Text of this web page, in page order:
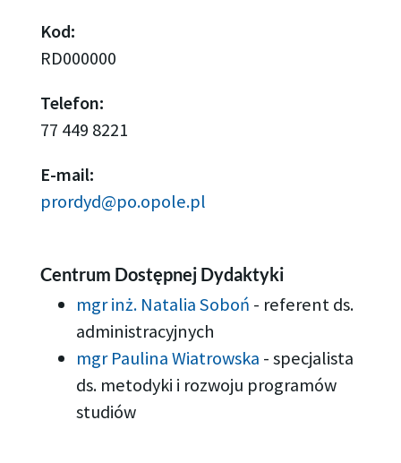
Kod:
RD000000
Telefon:
77 449 8221
E-mail:
prordyd@po.opole.pl
Centrum Dostępnej Dydaktyki
mgr inż. Natalia Soboń - referent ds.
administracyjnych
mgr Paulina Wiatrowska -specjalista
ds. metodyki i rozwoju programów
studiów